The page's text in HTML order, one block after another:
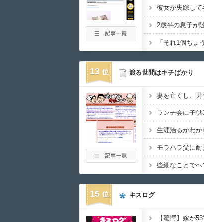
彼女が失踪し
2歳半の息子が
「それ1個ちょ
13 渡る世間はキチばかり
15 キスログ